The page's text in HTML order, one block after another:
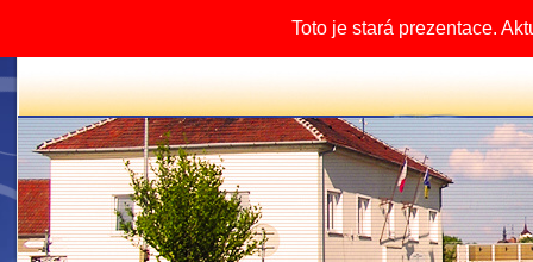
Toto je stará prezentace.